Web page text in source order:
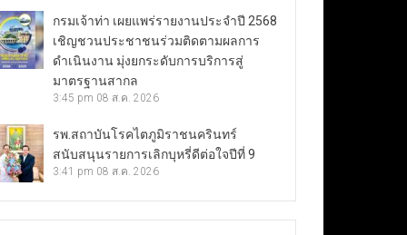
กรมเจ้าท่า เผยแพร่รายงานประจำปี 2568
เชิญชวนประชาชนร่วมติดตามผลการ
ดำเนินงาน มุ่งยกระดับการบริการสู่
มาตรฐานสากล
3:45 pm 08 ส.ค. 2026
รพ.สถาบันโรคไตภูมิราชนครินทร์
สนับสนุนรายการเลิกบุหรี่ดีต่อใจปีที่ 9
3:41 pm 08 ส.ค. 2026